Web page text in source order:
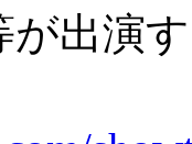
出演す